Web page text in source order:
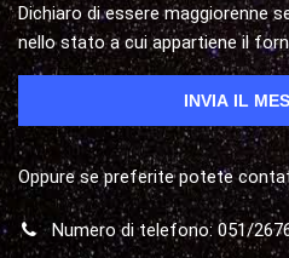
Dichiaro di essere maggiorenne
nello stato a cui appartiene il
Oppure se preferite potete
Numero di telefono: 051/